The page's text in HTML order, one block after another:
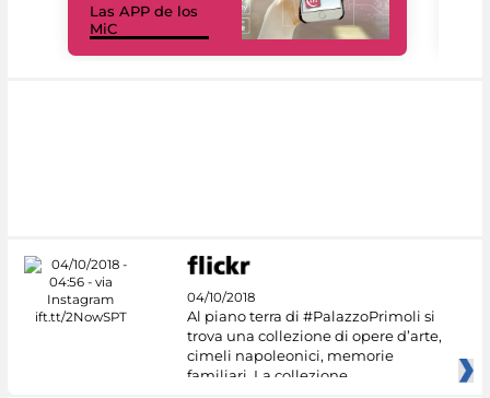
Las APP de los
MiC
04/10/2018
Al piano terra di #PalazzoPrimoli si
trova una collezione di opere d’arte,
cimeli napoleonici, memorie
familiari. La collezione